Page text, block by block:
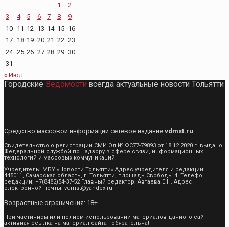
1
2
3
4 5 6 7 8
9
10 11 12 13 14 15 16
17 18 19 20 21 22 23
24 25 26 27 28 29 30
31
« Июл
Городские Ведомости всегда актуальные новости Тольятти
Средство массовой информации сетевое издание vdmst.ru
Свидетельство о регистрации СМИ Эл № ФС77-79893 от 18.12.2020 г. выдано
Федеральной службой по надзору в сфере связи, информационных
технологий и массовых коммуникаций.
Учредитель: МБУ «Новости Тольятти» Адрес учредителя и редакции:
445011, Самарская область, г. Тольятти, площадь Свободы 4. Телефон
редакции: +7(8482)54-37-52 Главный редактор: Автаева Е.Н. Адрес
электронной почты: vdmst@yandex.ru
Возрастные ограничения: 18+
При частичном или полном использовании материалов данного сайт
активная ссылка на материал сайта - обязательна!